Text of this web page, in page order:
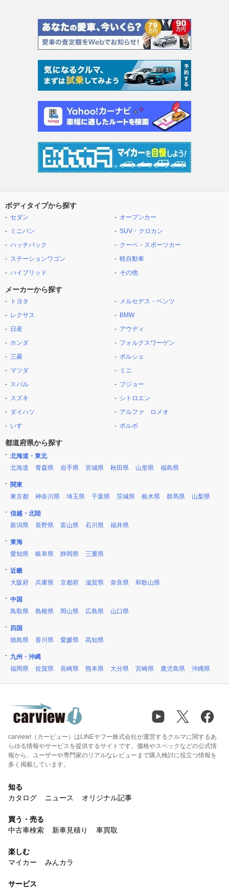
ボディタイプから探す
セダン
ミニバン
ハッチバック
ステーションワゴン
ハイブリッド
オープンカー
SUV・クロカン
クーペ・スポーツカー
軽自動車
その他
メーカーから探す
トヨタ
レクサス
日産
ホンダ
三菱
マツダ
スバル
スズキ
ダイハツ
いすゞ
メルセデス・ベンツ
BMW
アウディ
フォルクスワーゲン
ポルシェ
ミニ
プジョー
シトロエン
アルファ ロメオ
ボルボ
都道府県から探す
北海道・東北
北海道
青森県 岩手県 宮城県 秋田県 山形県 福島県
関東
東京都
神奈川県 埼玉県 千葉県 茨城県 栃木県 群馬県 山梨県
信越・北陸
新潟県
長野県 富山県 石川県 福井県
東海
愛知県
岐阜県 静岡県 三重県
近畿
大阪府
兵庫県 京都府 滋賀県 奈良県 和歌山県
中国
鳥取県
島根県 岡山県 広島県 山口県
四国
徳島県
香川県 愛媛県 高知県
九州・沖縄
福岡県
佐賀県 長崎県 熊本県 大分県 宮崎県 鹿児島県 沖縄県
carview!（カービュー）はLINEヤフー株式会社が運営するクルマに関するあ
らゆる情報やサービスを提供するサイトです。価格やスペックなどの公式情
報から、ユーザーや専門家のリアルなレビューまで購入検討に役立つ情報を
多く掲載しています。
知る
カタログ
ニュース オリジナル記事
買う・売る
中古車検索
新車見積り 車買取
楽しむ
マイカー
みんカラ
サービス